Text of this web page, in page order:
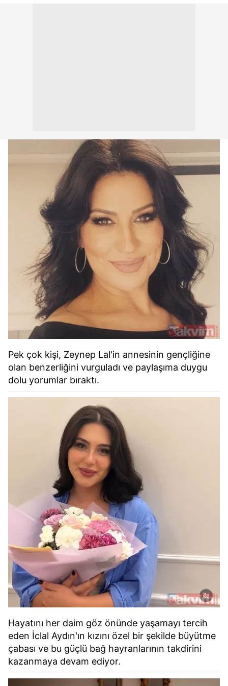
hazırlanmış Aydınlatma Metnimizi okumak ve sitemizde
ilgili mevzuata uygun olarak kullanılan çerezlerle ilgili bilgi
almak için lütfen
tıklayınız.
Pek çok kişi, Zeynep Lal'in annesinin gençliğine
olan benzerliğini vurguladı ve paylaşıma duygu
dolu yorumlar bıraktı.
Hayatını her daim göz önünde yaşamayı tercih
eden İclal Aydın'ın kızını özel bir şekilde büyütme
çabası ve bu güçlü bağ hayranlarının takdirini
kazanmaya devam ediyor.